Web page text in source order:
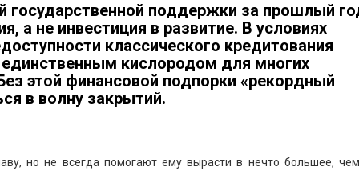
государственной поддержки за прошлый
а не инвестиция в развитие. В условиях
классического кредитования
единственным кислородом для многих
этой финансовой подпорки «рекордный
в волну закрытий.
но не всегда помогают ему вырасти в нечто большее,